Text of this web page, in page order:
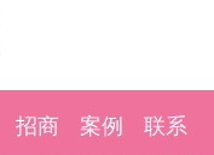
招商
案例
联系